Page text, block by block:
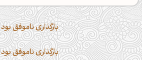
بارگذاری ناموفق بود
بارگذاری ناموفق بود